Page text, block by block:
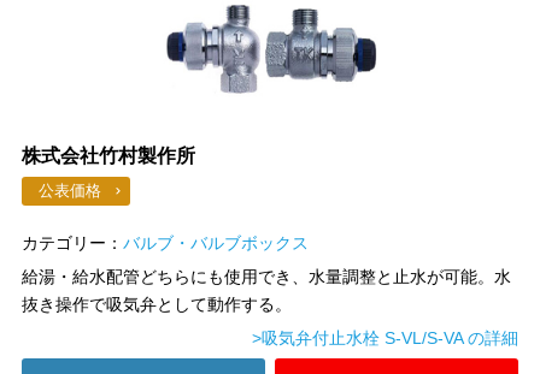
株式会社竹村製作所
公表価格
カテゴリー：バルブ・バルブボックス
給湯・給水配管どちらにも使用でき、水量調整と止水が可能。水
抜き操作で吸気弁として動作する。
>吸気弁付止水栓 S-VL/S-VA の詳細